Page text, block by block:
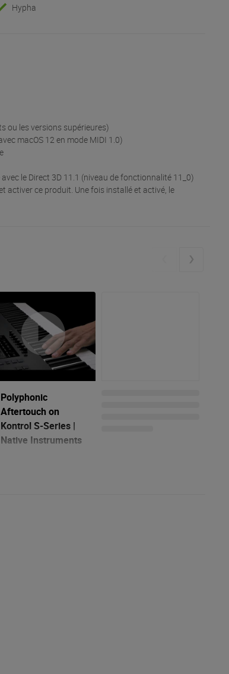
Hypha
ou les versions supérieures)
macOS 12 en mode MIDI 1.0)
le Direct 3D 11.1 (niveau de fonctionnalité 11_0)
activer ce produit. Une fois installé et activé, le
Polyphonic
Aftertouch on
Kontrol S-Series |
Native Instruments